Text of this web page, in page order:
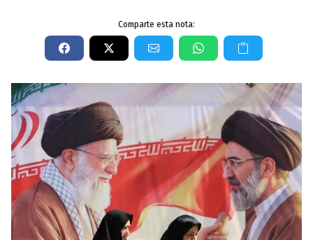
Comparte esta nota: